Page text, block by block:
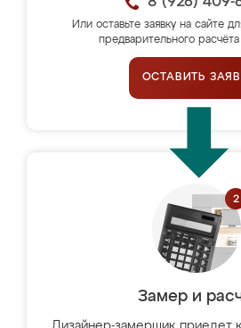
Или оставьте заявку на сайте
предварительного
ОСТАВИТЬ
Замер и